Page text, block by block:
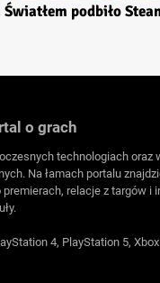
podbiło
o grach
technologiach oraz
Na łamach portalu
relacje z targów i
4, PlayStation 5,